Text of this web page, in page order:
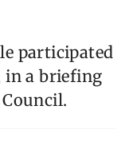
participated
in a briefing